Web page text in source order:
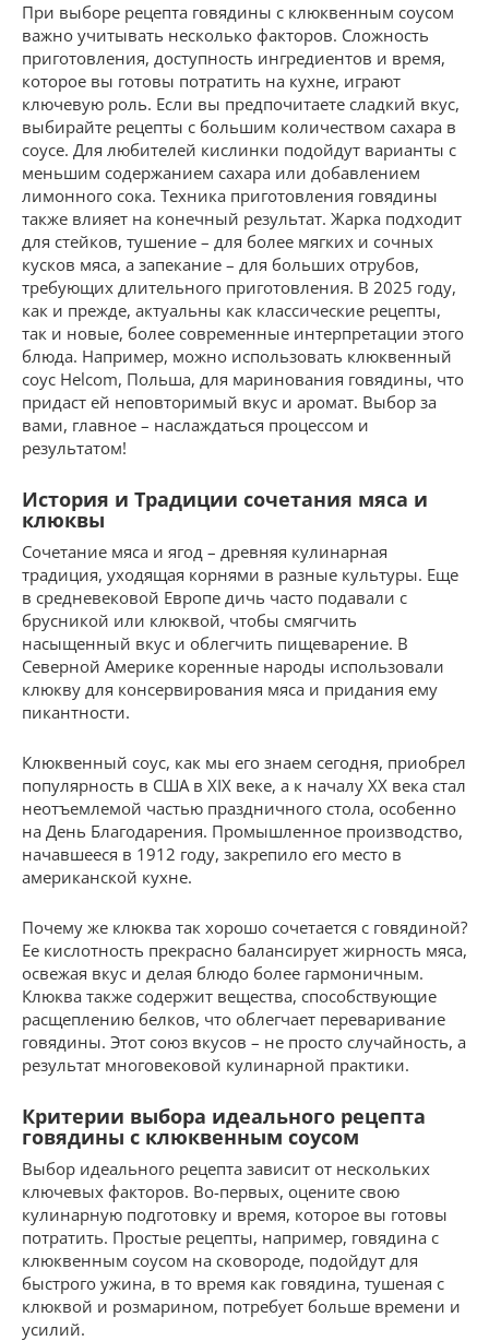
При выборе рецепта говядины с клюквенным соусом
важно учитывать несколько факторов. Сложность
приготовления, доступность ингредиентов и время,
которое вы готовы потратить на кухне, играют
ключевую роль. Если вы предпочитаете сладкий вкус,
выбирайте рецепты с большим количеством сахара в
соусе. Для любителей кислинки подойдут варианты с
меньшим содержанием сахара или добавлением
лимонного сока. Техника приготовления говядины
также влияет на конечный результат. Жарка подходит
для стейков, тушение – для более мягких и сочных
кусков мяса, а запекание – для больших отрубов,
требующих длительного приготовления. В 2025 году,
как и прежде, актуальны как классические рецепты,
так и новые, более современные интерпретации этого
блюда. Например, можно использовать клюквенный
соус Helcom, Польша, для маринования говядины, что
придаст ей неповторимый вкус и аромат. Выбор за
вами, главное – наслаждаться процессом и
результатом!
История и Традиции сочетания мяса и
клюквы
Сочетание мяса и ягод – древняя кулинарная
традиция, уходящая корнями в разные культуры. Еще
в средневековой Европе дичь часто подавали с
брусникой или клюквой, чтобы смягчить
насыщенный вкус и облегчить пищеварение. В
Северной Америке коренные народы использовали
клюкву для консервирования мяса и придания ему
пикантности.
Клюквенный соус, как мы его знаем сегодня, приобрел
популярность в США в XIX веке, а к началу XX века стал
неотъемлемой частью праздничного стола, особенно
на День Благодарения. Промышленное производство,
начавшееся в 1912 году, закрепило его место в
американской кухне.
Почему же клюква так хорошо сочетается с говядиной?
Ее кислотность прекрасно балансирует жирность мяса,
освежая вкус и делая блюдо более гармоничным.
Клюква также содержит вещества, способствующие
расщеплению белков, что облегчает переваривание
говядины. Этот союз вкусов – не просто случайность, а
результат многовековой кулинарной практики.
Критерии выбора идеального рецепта
говядины с клюквенным соусом
Выбор идеального рецепта зависит от нескольких
ключевых факторов. Во-первых, оцените свою
кулинарную подготовку и время, которое вы готовы
потратить. Простые рецепты, например, говядина с
клюквенным соусом на сковороде, подойдут для
быстрого ужина, в то время как говядина, тушеная с
клюквой и розмарином, потребует больше времени и
усилий.